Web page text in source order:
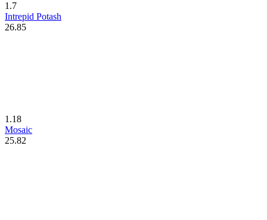
1.7
Intrepid Potash
26.85
1.18
Mosaic
25.82